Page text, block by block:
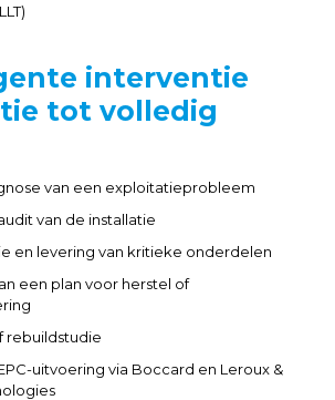
interventie
tot volledig
van een exploitatieprobleem
van de installatie
en levering van kritieke onderdelen
een plan voor herstel of
rebuildstudie
uitvoering via Boccard en Leroux &